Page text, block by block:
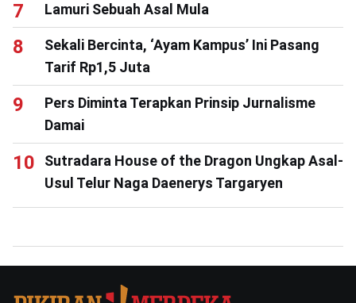
Lamuri Sebuah Asal Mula
Sekali Bercinta, ‘Ayam Kampus’ Ini Pasang
Tarif Rp1,5 Juta
Pers Diminta Terapkan Prinsip Jurnalisme
Damai
Sutradara House of the Dragon Ungkap Asal-
Usul Telur Naga Daenerys Targaryen